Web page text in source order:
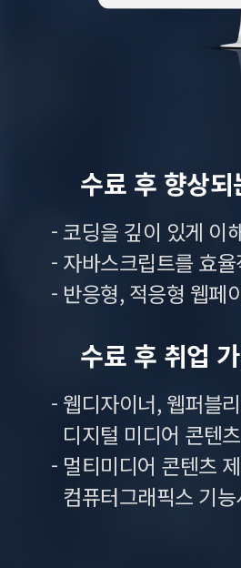
수료 후 향상되
- 코딩을 깊이 있게 이
- 자바스크립트를 효
- 반응형, 적응형 웹페
수료 후 취업
- 웹디자이너, 웹퍼블
디지털 미디어 콘텐
- 멀티미디어 콘텐츠
컴퓨터그래픽스 기